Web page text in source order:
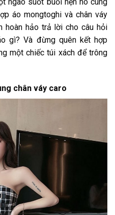
áo mongtoghi và chân váy
hoàn hảo trả lời cho câu hỏi
gì? Và đừng quên kết hợp
một chiếc túi xách để trông
chân váy caro